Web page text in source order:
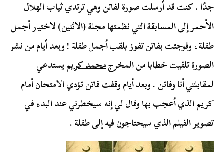
جدًا . كنت قد أرسلت صورة لفاتن وهي ترتدي ثياب الهلال
الأحمر إلى المسابقة التي نظمتها مجلة (الاثنين) لاختيار أجمل
طفلة، وفوجئت بفاتن تفوز بلقب أجمل طفلة ! وبعد أيام من نشر
الصورة تلقيت خطابا من المخرجمحمد كريميستدعي
لمقابلتي أنا وفاتن . وبعد أيام وقفت فاتن تؤدي الامتحان أمام
كريم الذي أعجب بها وقال لي إنه سيخطرني عند البدء في
تصوير الفيلم الذي سيحتاجون فيه إلى طفلة .